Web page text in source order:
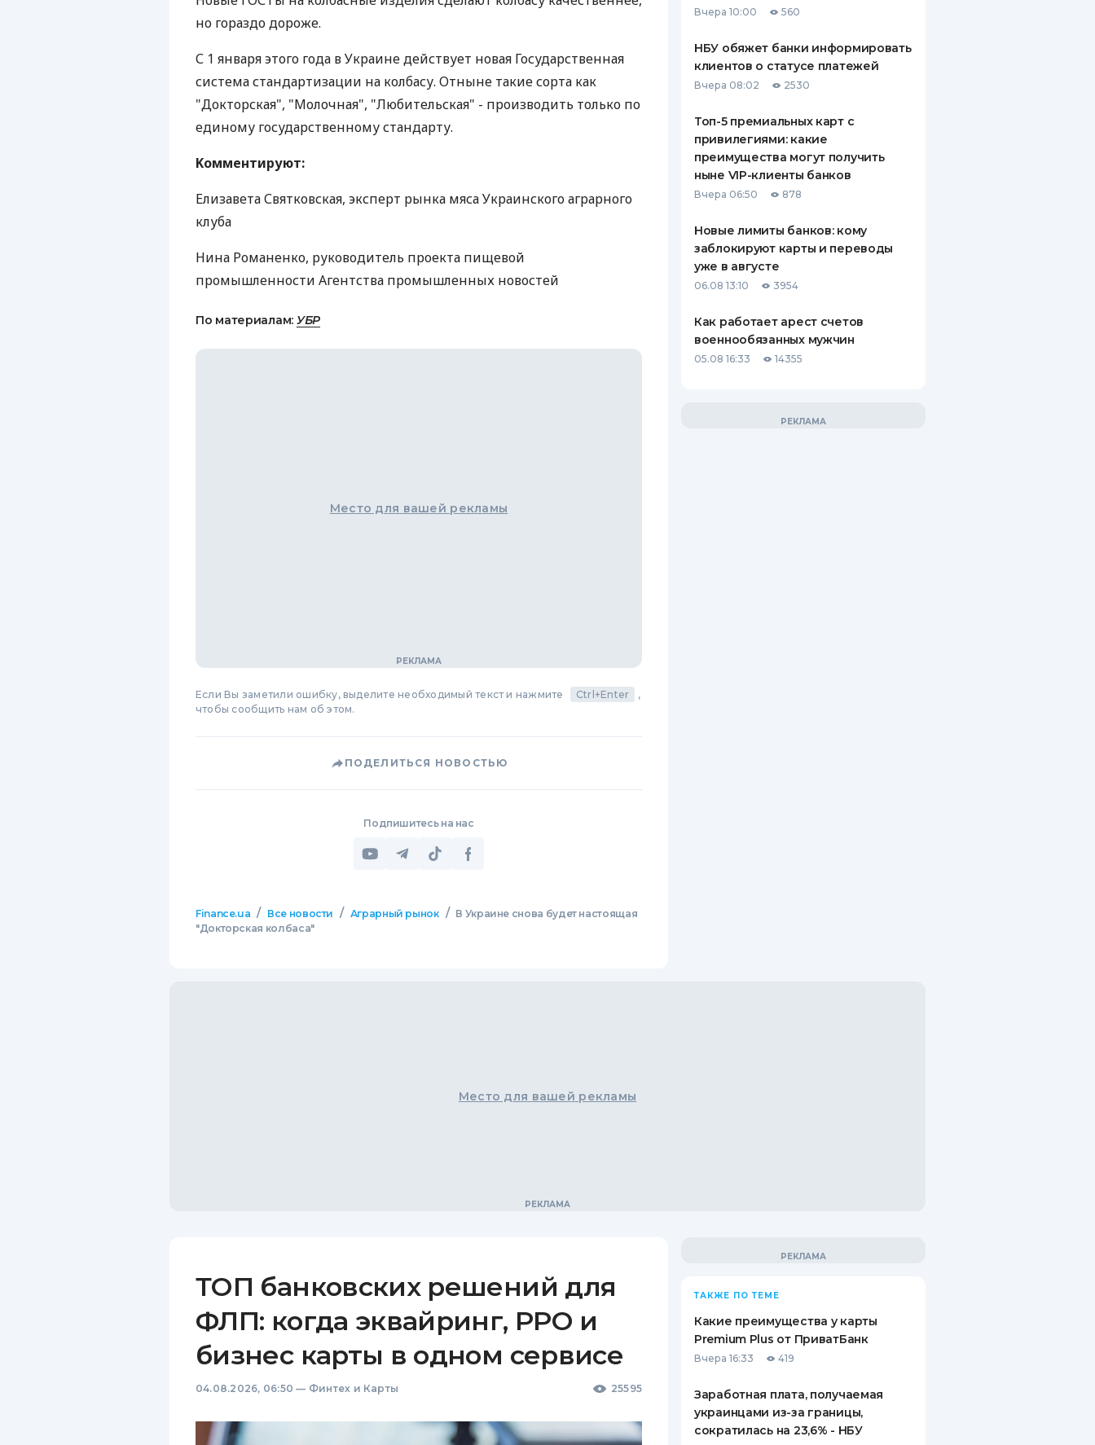
БАНКОВСКИМ КАРТАМ
СТРАХОВАНИЮ
ВСЕ СТРАХОВЫЕ ПОЛИСЫ
ОТЗЫВЫ О СТРАХОВЫХ
КОМПАНИЯХ
но гораздо дороже.
С 1 января этого года в Украине действует новая Государственная
система стандартизации на колбасу. Отныне такие сорта как
"Докторская", "Молочная", "Любительская" - производить только по
единому государственному стандарту.
Kомментируют:
Елизавета Святковская, эксперт рынка мяса Украинского аграрного
клуба
Нина Романенко, руководитель проекта пищевой
промышленности Агентства промышленных новостей
По материалам: УБР
Место для вашей рекламы
Если Вы заметили ошибку, выделите необходимый текст и нажмите Ctrl+Enter
,
чтобы сообщить нам об этом.
ПОДЕЛИТЬСЯ НОВОСТЬЮ
Подпишитесь на нас
Finance.ua / Все новости / Аграрный рынок / В Украине снова будет настоящая
"Докторская колбаса"
Вчера 10:00 560
НБУ обяжет банки информировать
клиентов о статусе платежей
Вчера 08:02 2530
Топ-5 премиальных карт с
привилегиями: какие
преимущества могут получить
ныне VIP-клиенты банков
Вчера 06:50 878
Новые лимиты банков: кому
заблокируют карты и переводы
уже в августе
06.08 13:10 3954
Как работает арест счетов
военнообязанных мужчин
05.08 16:33 14355
Место для вашей рекламы
ТОП банковских решений для
ФЛП: когда эквайринг, РРО и
бизнес карты в одном сервисе
04.08.2026, 06:50 — Финтех и Карты 25595
ТАКЖЕ ПО ТЕМЕ
Какие преимущества у карты
Premium Plus от ПриватБанк
Вчера 16:33 419
Заработная плата, получаемая
украинцами из-за границы,
сократилась на 23,6% - НБУ